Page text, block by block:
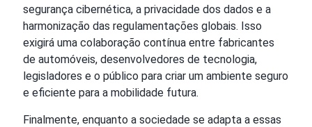
segurança cibernética, a privacidade dos dados e a
harmonização das regulamentações globais. Isso
exigirá uma colaboração contínua entre fabricantes
de automóveis, desenvolvedores de tecnologia,
legisladores e o público para criar um ambiente seguro
e eficiente para a mobilidade futura.
Finalmente, enquanto a sociedade se adapta a essas